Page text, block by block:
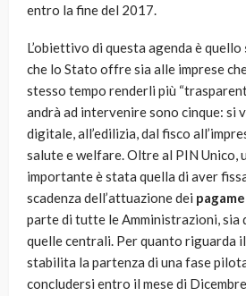
entro la fine del 2017.
L’obiettivo di questa agenda è quello
che lo Stato offre sia alle imprese
stesso tempo renderli più
andrà ad intervenire sono cinque: si
digitale, all’edilizia, dal fisco
salute e welfare. Oltre al PIN Unico,
importante è stata quella di aver
scadenza dell’attuazione dei
parte di tutte le Amministrazioni, sia
quelle centrali. Per quanto riguarda il
stabilita la partenza di una fase
concludersi entro il mese di